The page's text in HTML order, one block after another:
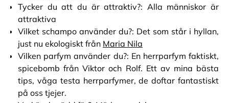
Tycker du att du är attraktiv?: Alla människor är
attraktiva
Vilket schampo använder du?: Det som står i hyllan,
just nu ekologiskt från Maria Nila
Vilken parfym använder du?: En herrparfym faktiskt,
spicebomb från Viktor och Rolf. Ett av mina bästa
tips, våga testa herrparfymer, de doftar fantastiskt
på oss tjejer.